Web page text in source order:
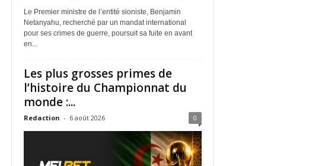
Le Premier ministre de l’entité sioniste, Benjamin
Netanyahu, recherché par un mandat international
pour ses crimes de guerre, poursuit sa fuite en avant
en...
Les plus grosses primes de
l’histoire du Championnat du
monde :...
Redaction - 6 août 2026 0